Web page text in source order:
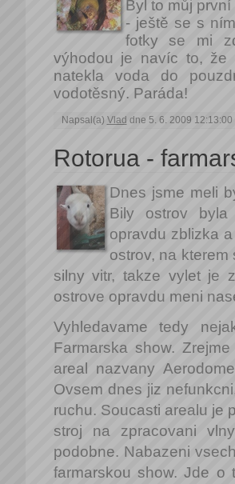
Byl to můj
- ještě se s
fotky se mi
výhodou je navíc to,
natekla voda do
vodotěsný. Paráda!
Napsal(a) Vlad dne 5. 6. 2009 12:13:00
Rotorua -
Dnes jsme meli
Bily ostrov
opravdu zblizka
ostrov, na
silny vitr, takze vylet je
ostrove opravdu meni
Vyhledavame tedy
Farmarska show.
areal nazvany
Ovsem dnes jiz
ruchu. Soucasti arealu je
stroj na zpracovani
podobne. Nabazeni
farmarskou show. Jde